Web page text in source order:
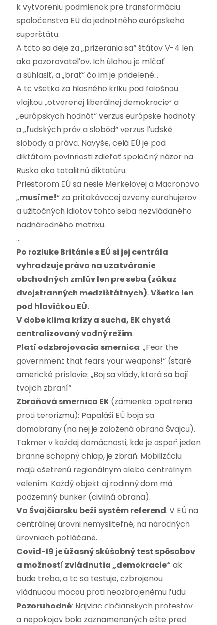
k vytvoreniu podmienok pre transformáciu
spoločenstva EÚ do jednotného európskeho
superštátu.
A toto sa deje za „prizerania sa“ štátov V-4 len
ako pozorovateľov. Ich úlohou je mlčať
a súhlasiť, a „brať“ čo im je pridelené…
A to všetko za hlasného kriku pod falošnou
vlajkou „otvorenej liberálnej demokracie“ a
„európskych hodnôt“ verzus európske hodnoty
a „ľudských práv a slobôd“ verzus ľudské
slobody a práva. Navyše, celá EÚ je pod
diktátom povinnosti zdieľať spoločný názor na
Rusko ako totalitnú diktatúru.
Priestorom EÚ sa nesie Merkelovej a Macronovo
„musíme!“ za pritakávacej ozveny eurohujerov
a užitočných idiotov tohto seba nezvládaného
nadnárodného matrixu.
…
Po rozluke Británie s EÚ si jej centrála
vyhradzuje právo na uzatváranie
obchodných zmlúv len pre seba (zákaz
dvojstranných medzištátnych). Všetko len
pod hlavičkou EÚ.
V dobe klima krízy a sucha, EK chystá
centralizovaný vodný režim.
Platí odzbrojovacia smernica: „Fear the
government that fears your weapons!“ (staré
americké príslovie: „Boj sa vlády, ktorá sa bojí
tvojich zbraní“
Zbraňová smernica EK(zámienka: opatrenia
proti terorizmu): Papaláši EÚ boja sa
domobrany (na nej je založená obrana Švajcu).
Takmer v každej domácnosti, kde je aspoň jeden
branne schopný chlap, je zbraň. Mobilizáciu
majú ošetrenú regionálnym alebo centrálnym
velením. Každý objekt aj rodinný dom má
podzemný bunker (civilná obrana).
Vo Švajčiarsku beží systém referend. V EÚ na
centrálnej úrovni nemysliteľné, na národných
úrovniach potláčané.
Covid-19 je úžasný skúšobný test spôsobov
a možností zvládnutia „demokracie“ ak
bude treba, a to sa testuje, ozbrojenou
vládnucou mocou proti neozbrojenému ľudu.
Pozoruhodné: Najviac občianskych protestov
a nepokojov bolo zaznamenaných ešte pred